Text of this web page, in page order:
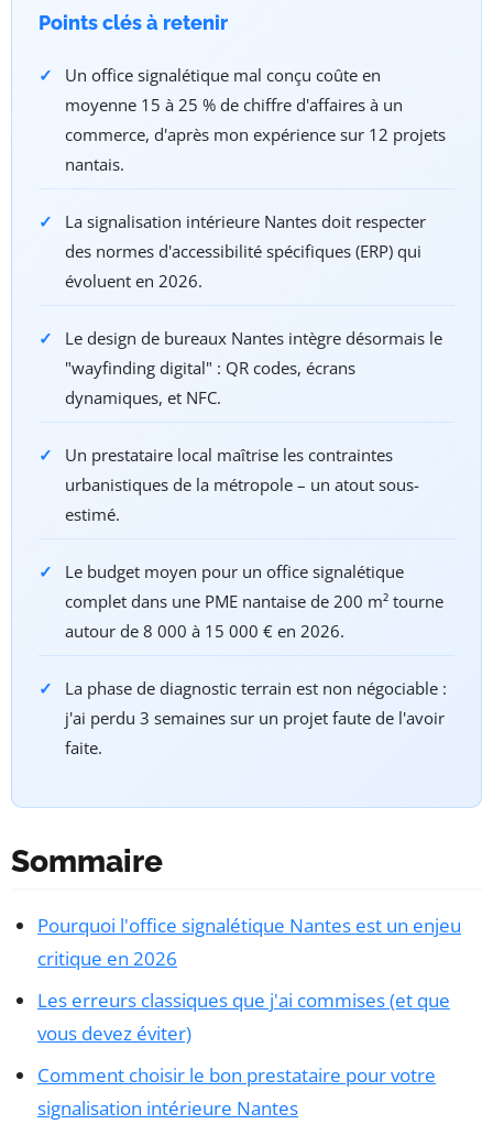
Points clés à retenir
Un office signalétique mal conçu coûte en
moyenne 15 à 25 % de chiffre d'affaires à un
commerce, d'après mon expérience sur 12 projets
nantais.
La signalisation intérieure Nantes doit respecter
des normes d'accessibilité spécifiques (ERP) qui
évoluent en 2026.
Le design de bureaux Nantes intègre désormais le
"wayfinding digital" : QR codes, écrans
dynamiques, et NFC.
Un prestataire local maîtrise les contraintes
urbanistiques de la métropole – un atout sous-
estimé.
Le budget moyen pour un office signalétique
complet dans une PME nantaise de 200 m² tourne
autour de 8 000 à 15 000 € en 2026.
La phase de diagnostic terrain est non négociable :
j'ai perdu 3 semaines sur un projet faute de l'avoir
faite.
Sommaire
Pourquoi l'office signalétique Nantes est un enjeu
critique en 2026
Les erreurs classiques que j'ai commises (et que
vous devez éviter)
Comment choisir le bon prestataire pour votre
signalisation intérieure Nantes